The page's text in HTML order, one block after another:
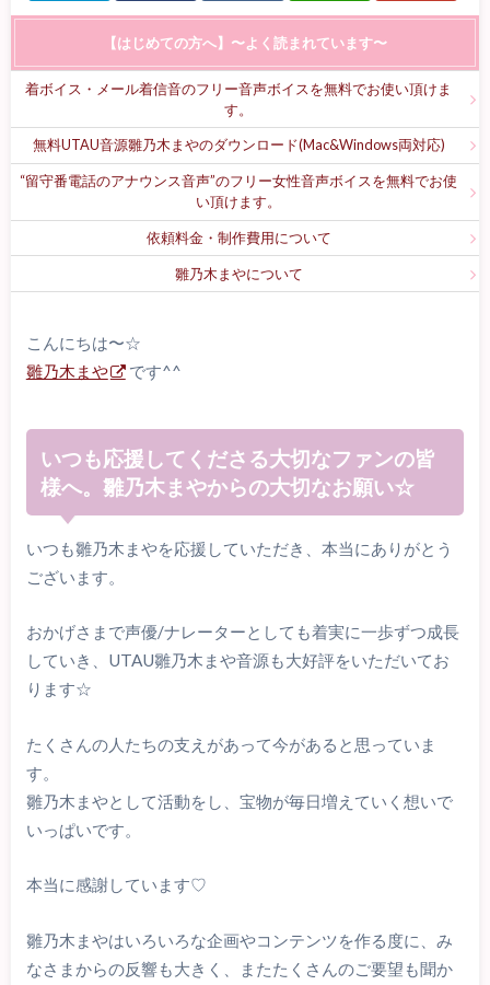
【はじめての方へ】〜よく読まれています〜
着ボイス・メール着信音のフリー音声ボイスを無料でお使い頂けま
す。
無料UTAU音源雛乃木まやのダウンロード(Mac&Windows両対応)
“留守番電話のアナウンス音声”のフリー女性音声ボイスを無料でお使
い頂けます。
依頼料金・制作費用について
雛乃木まやについて
こんにちは〜☆
雛乃木まや
です^^
いつも応援してくださる大切なファンの皆
様へ。雛乃木まやからの大切なお願い☆
いつも雛乃木まやを応援していただき、本当にありがとう
ございます。
おかげさまで声優/ナレーターとしても着実に一歩ずつ成長
していき、UTAU雛乃木まや音源も大好評をいただいてお
ります☆
たくさんの人たちの支えがあって今があると思っていま
す。
雛乃木まやとして活動をし、宝物が毎日増えていく想いで
いっぱいです。
本当に感謝しています♡
雛乃木まやはいろいろな企画やコンテンツを作る度に、み
なさまからの反響も大きく、またたくさんのご要望も聞か